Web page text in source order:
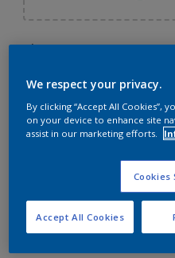
Ukuran
Jumlah
We respect your privacy.
By clicking “Accept All Cookies”,
on your device to enhance site
assist in our marketing efforts.
Cookies
Accept All Cookies